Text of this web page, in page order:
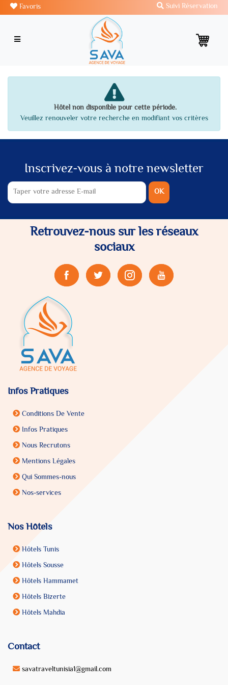
Favoris Suivi Réservation
Hôtel non disponible pour cette période.
Veuillez renouveler votre recherche en modifiant vos critères
Inscrivez-vous à notre newsletter
OK
Retrouvez-nous sur les réseaux
sociaux
Infos Pratiques
Conditions De Vente
Infos Pratiques
Nous Recrutons
Mentions Légales
Qui Sommes-nous
Nos-services
Nos Hôtels
Hôtels Tunis
Hôtels Sousse
Hôtels Hammamet
Hôtels Bizerte
Hôtels Mahdia
Contact
savatraveltunisia1@gmail.com